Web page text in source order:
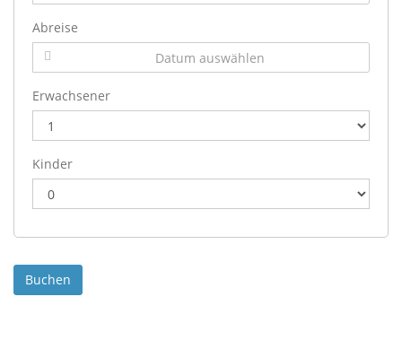
Abreise
Erwachsener
Kinder